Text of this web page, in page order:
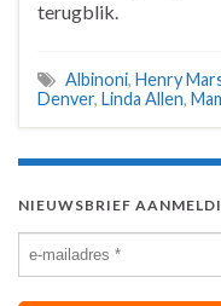
terugblik.
Albinoni, Henry
Denver, Linda Allen,
NIEUWSBRIEF